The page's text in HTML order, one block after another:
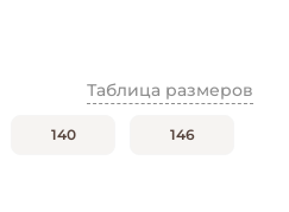
Таблица размеров
140 146